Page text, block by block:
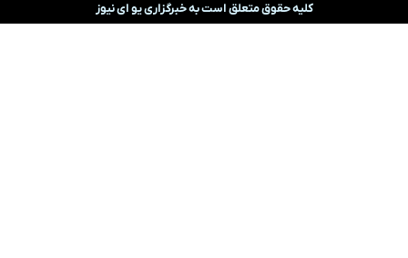
کلیه حقوق متعلق است به خبرگزاری یو ای نیوز